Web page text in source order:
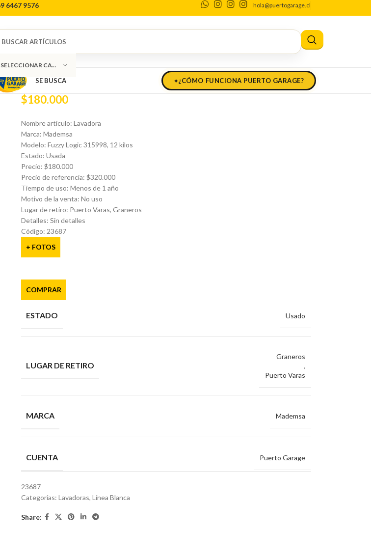
6467 9576 hola@puertogarage.cl
SELECCIONAR CATEGORÍA
SE BUSCA ¿CÓMO FUNCIONA PUERTO GARAGE?
Inicio Línea Blanca Lavadoras Lavadora Mademsa
0
Lavadora Mademsa
$180.000
Nombre articulo: Lavadora
Marca: Mademsa
Modelo: Fuzzy Logic 315998, 12 kilos
Estado: Usada
Precio: $180.000
Precio de referencia: $320.000
Tiempo de uso: Menos de 1 año
Motivo de la venta: No uso
Lugar de retiro: Puerto Varas, Graneros
Detalles: Sin detalles
Código: 23687
+ FOTOS
COMPRAR
ESTADO Usado
LUGAR DE RETIRO
Graneros
,
Puerto Varas
MARCA Mademsa
CUENTA Puerto Garage
23687
Categorías: Lavadoras, Línea Blanca
Share: